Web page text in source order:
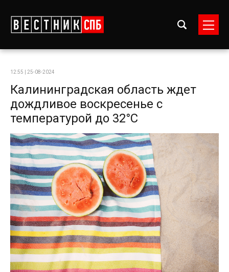
12:55 | 25-08-2024
Калининградская область ждет
дождливое воскресенье с
температурой до 32°C